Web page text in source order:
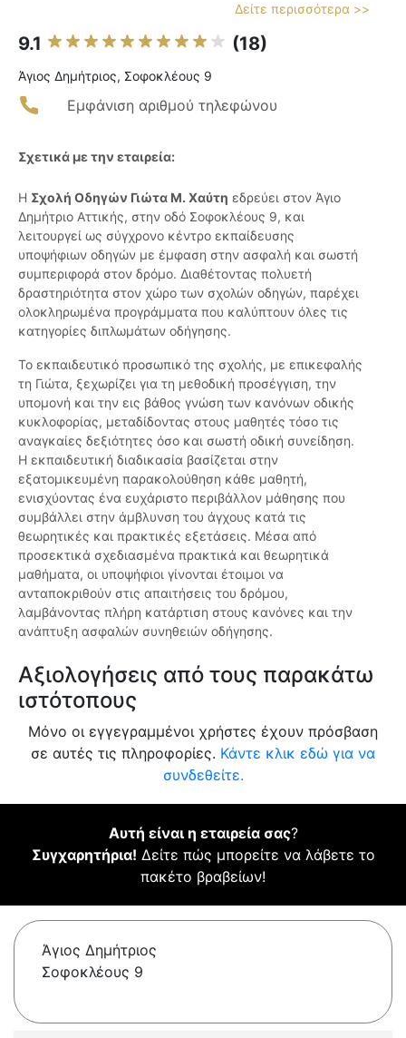
Δείτε περισσότερα >>
9.1 (18)
Άγιος Δημήτριος, Σοφοκλέους 9
Εμφάνιση αριθμού τηλεφώνου
Σχετικά με την εταιρεία:
Η Σχολή Οδηγών Γιώτα Μ. Χαύτη εδρεύει στον Άγιο
Δημήτριο Αττικής, στην οδό Σοφοκλέους 9, και
λειτουργεί ως σύγχρονο κέντρο εκπαίδευσης
υποψήφιων οδηγών με έμφαση στην ασφαλή και σωστή
συμπεριφορά στον δρόμο. Διαθέτοντας πολυετή
δραστηριότητα στον χώρο των σχολών οδηγών, παρέχει
ολοκληρωμένα προγράμματα που καλύπτουν όλες τις
κατηγορίες διπλωμάτων οδήγησης.
Το εκπαιδευτικό προσωπικό της σχολής, με επικεφαλής
τη Γιώτα, ξεχωρίζει για τη μεθοδική προσέγγιση, την
υπομονή και την εις βάθος γνώση των κανόνων οδικής
κυκλοφορίας, μεταδίδοντας στους μαθητές τόσο τις
αναγκαίες δεξιότητες όσο και σωστή οδική συνείδηση.
Η εκπαιδευτική διαδικασία βασίζεται στην
εξατομικευμένη παρακολούθηση κάθε μαθητή,
ενισχύοντας ένα ευχάριστο περιβάλλον μάθησης που
συμβάλλει στην άμβλυνση του άγχους κατά τις
θεωρητικές και πρακτικές εξετάσεις. Μέσα από
προσεκτικά σχεδιασμένα πρακτικά και θεωρητικά
μαθήματα, οι υποψήφιοι γίνονται έτοιμοι να
ανταποκριθούν στις απαιτήσεις του δρόμου,
λαμβάνοντας πλήρη κατάρτιση στους κανόνες και την
ανάπτυξη ασφαλών συνηθειών οδήγησης.
Αξιολογήσεις από τους παρακάτω
ιστότοπους
Μόνο οι εγγεγραμμένοι χρήστες έχουν πρόσβαση
σε αυτές τις πληροφορίες. Κάντε κλικ εδώ για να
συνδεθείτε.
Αυτή είναι η εταιρεία σας?
Συγχαρητήρια! Δείτε πώς μπορείτε να λάβετε το
πακέτο βραβείων!
Άγιος Δημήτριος
Σοφοκλέους 9